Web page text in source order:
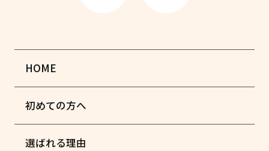
HOME
初めての方へ
選ばれる理由